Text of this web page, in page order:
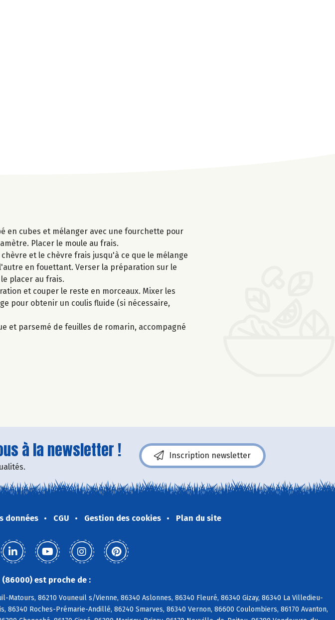
en cubes et mélanger avec une fourchette pour
Placer le moule au frais.
et le chèvre frais jusqu'à ce que le mélange
en fouettant. Verser la préparation sur le
placer au frais.
et couper le reste en morceaux. Mixer les
pour obtenir un coulis fluide (si nécessaire,
et parsemé de feuilles de romarin, accompagné
à la newsletter ! Inscription newsletter
données CGU Gestion des cookies Plan du site
est proche de :
Matours, 86210 Vouneuil s/Vienne, 86340 Aslonnes, 86340 Fleuré, 86340 Gizay, 86340 La Villedieu-
Roches-Prémarie-Andillé, 86240 Smarves, 86340 Vernon, 86600 Coulombiers, 86170 Avanton,